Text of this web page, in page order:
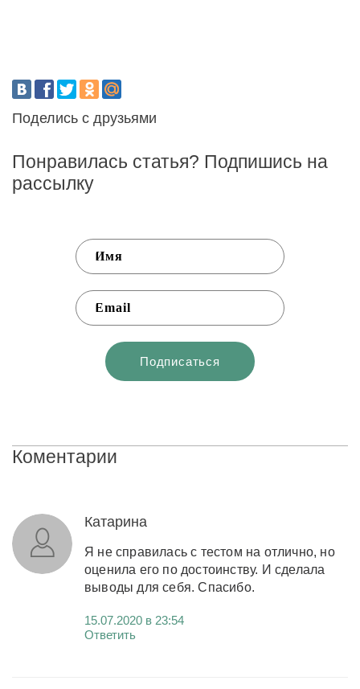
Поделись с друзьями
Понравилась статья? Подпишись на
рассылку
Коментарии
Катарина
Я не справилась с тестом на отлично, но
оценила его по достоинству. И сделала
выводы для себя. Спасибо.
15.07.2020 в 23:54
Ответить